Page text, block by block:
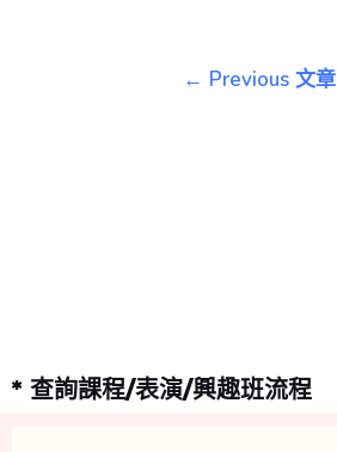
← Previous 文章
* 查詢課程/表演/興趣班流程